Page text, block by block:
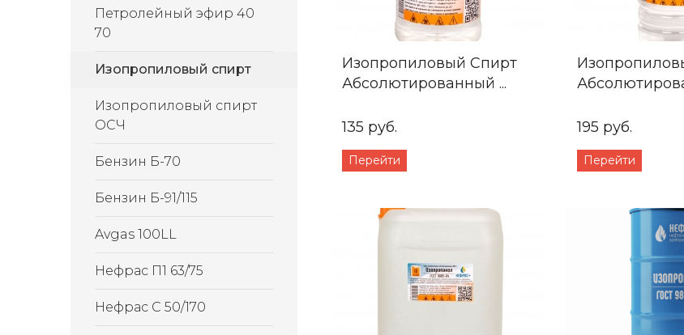
Петролейный эфир 40
70
Изопропиловый спирт
Изопропиловый спирт
ОСЧ
Бензин Б-70
Бензин Б-91/115
Avgas 100LL
Нефрас П1 63/75
Нефрас С 50/170
Изопропиловый Спирт
Абсолютированный ...
135 руб.
Перейти
195 руб.
Перейти